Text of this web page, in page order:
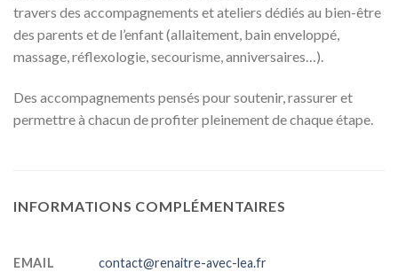
travers des accompagnements et ateliers dédiés au bien-être
des parents et de l’enfant (allaitement, bain enveloppé,
massage, réflexologie, secourisme, anniversaires…).
Des accompagnements pensés pour soutenir, rassurer et
permettre à chacun de profiter pleinement de chaque étape.
INFORMATIONS COMPLÉMENTAIRES
EMAIL contact@renaitre-avec-lea.fr